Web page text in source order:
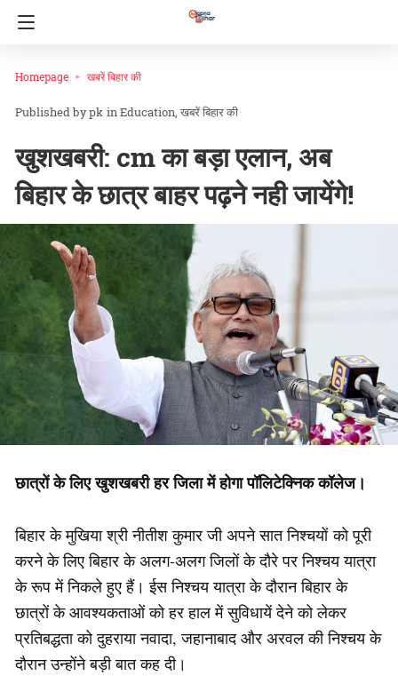
Homepage खबरें बिहार की
pk inEducation खबरें बिहार की
खुशखबरी: cm का बड़ा एलान, अब
बिहार के छात्र बाहर पढ़ने नही जायेंगे!
छात्रों के लिए खुशखबरी हर जिला में होगा पॉलिटेक्निक कॉलेज।
बिहार के मुखिया श्री नीतीश कुमार जी अपने सात निश्चयों को पूरी
करने के लिए बिहार के अलग-अलग जिलों के दौरे पर निश्चय यात्रा
के रूप में निकले हुए हैं। ईस निश्चय यात्रा के दौरान बिहार के
छात्रों के आवश्यकताओं को हर हाल में सुविधायें देने को लेकर
प्रतिबद्धता को दुहराया नवादा, जहानाबाद और अरवल की निश्चय के
दौरान उन्होंने बड़ी बात कह दी।